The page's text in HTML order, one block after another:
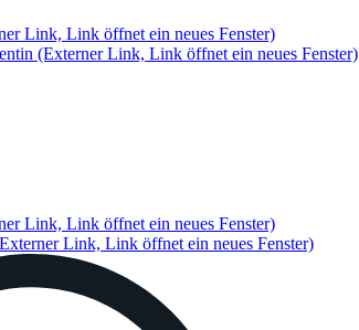
Link, Link öffnet ein neues Fenster)
(Externer Link, Link öffnet ein neues Fenster)
Link, Link öffnet ein neues Fenster)
Link, Link öffnet ein neues Fenster)